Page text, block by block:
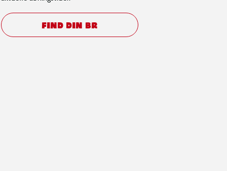
FIND DIN BR